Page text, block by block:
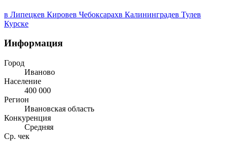
в Липецкев Кировев Чебоксарахв Калининградев Тулев
Курске
Информация
Город
Иваново
Население
400 000
Регион
Ивановская область
Конкуренция
Средняя
Ср. чек